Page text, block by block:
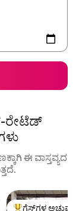
ಈ ವಾಸ್ತವ್ಯದ
ಗೆಸ್ಟ್‌ಗಳ